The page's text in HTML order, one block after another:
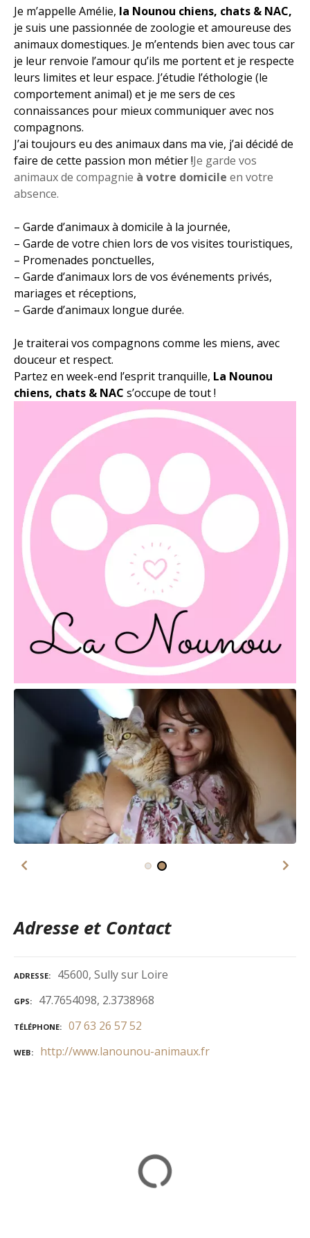
Je m’appelle Amélie, la Nounou chiens, chats & NAC,
je suis une passionnée de zoologie et amoureuse des
animaux domestiques. Je m’entends bien avec tous car
je leur renvoie l’amour qu’ils me portent et je respecte
leurs limites et leur espace. J’étudie l’éthologie (le
comportement animal) et je me sers de ces
connaissances pour mieux communiquer avec nos
compagnons.
J’ai toujours eu des animaux dans ma vie, j’ai décidé de
faire de cette passion mon métier !Je garde vos
animaux de compagnie à votre domicile en votre
absence.
– Garde d’animaux à domicile à la journée,
– Garde de votre chien lors de vos visites touristiques,
– Promenades ponctuelles,
– Garde d’animaux lors de vos événements privés,
mariages et réceptions,
– Garde d’animaux longue durée.
Je traiterai vos compagnons comme les miens, avec
douceur et respect.
Partez en week-end l’esprit tranquille, La Nounou
chiens, chats & NAC s’occupe de tout !
Adresse et Contact
ADRESSE 45600, Sully sur Loire
GPS 47.7654098, 2.3738968
TÉLÉPHONE 07 63 26 57 52
WEB http://www.lanounou-animaux.fr